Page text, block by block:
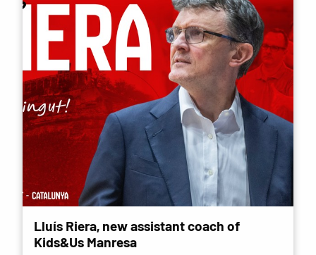
Lluís Riera, new assistant coach of
Kids&Us Manresa